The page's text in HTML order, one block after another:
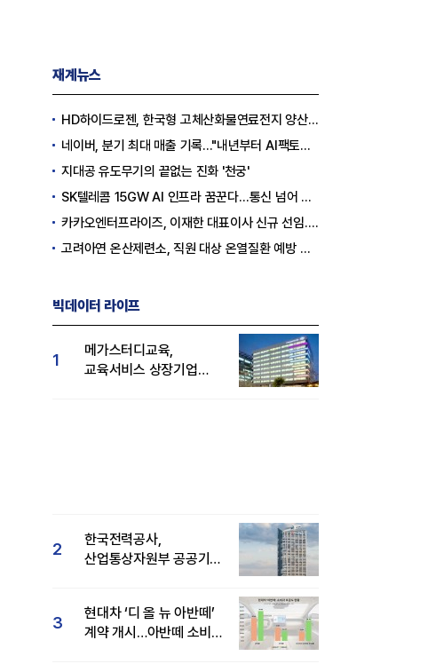
재계뉴스
HD하이드로젠, 한국형 고체산화물연료전지 양산체계 구축
네이버, 분기 최대 매출 기록..."내년부터 AI팩토리 수익 날 것"
지대공 유도무기의 끝없는 진화 '천궁'
SK텔레콤 15GW AI 인프라 꿈꾼다…통신 넘어 AI DC 패권 도전
카카오엔터프라이즈, 이재한 대표이사 신규 선임..."AI 전환 선도"
고려아연 온산제련소, 직원 대상 온열질환 예방 안전 실천 캠페인 실시
빅데이터 라이프
1
메가스터디교육,
교육서비스 상장기업
2
한국전력공사,
산업통상자원부 공공기관
3
현대차 ‘디 올 뉴 아반떼’
계약 개시…아반떼 소비자